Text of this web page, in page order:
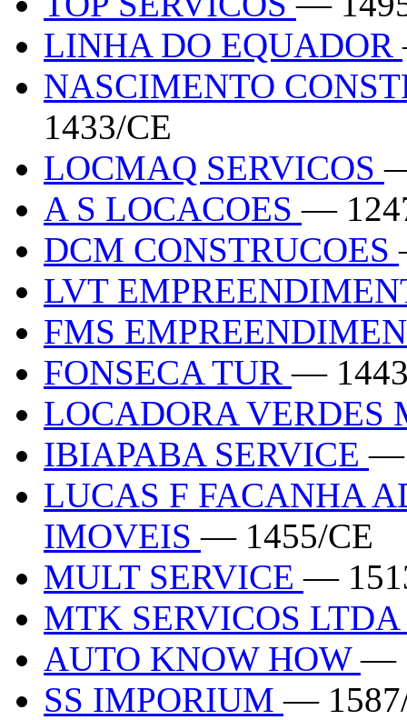
LINHA DO EQUADOR
NASCIMENTO
1433/CE
LOCMAQ SERVICOS
A S LOCACOES—
DCM CONSTRUCOES
LVT
FMS
FONSECA TUR—
LOCADORA VERDES
IBIAPABA SERVICE—
LUCAS F FACANHA
IMOVEIS— 1455/CE
MULT SERVICE—
MTK SERVICOS LTDA
AUTO KNOW HOW—
SS IMPORIUM—